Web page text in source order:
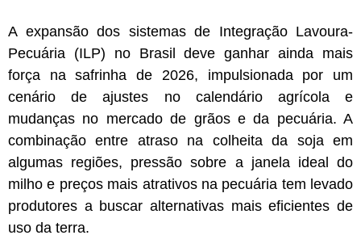
A expansão dos sistemas de Integração Lavoura-
Pecuária (ILP) no Brasil deve ganhar ainda mais
força na safrinha de 2026, impulsionada por um
cenário de ajustes no calendário agrícola e
mudanças no mercado de grãos e da pecuária. A
combinação entre atraso na colheita da soja em
algumas regiões, pressão sobre a janela ideal do
milho e preços mais atrativos na pecuária tem levado
produtores a buscar alternativas mais eficientes de
uso da terra.